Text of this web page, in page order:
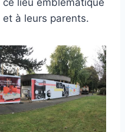
lieu emblématique
à leurs parents.